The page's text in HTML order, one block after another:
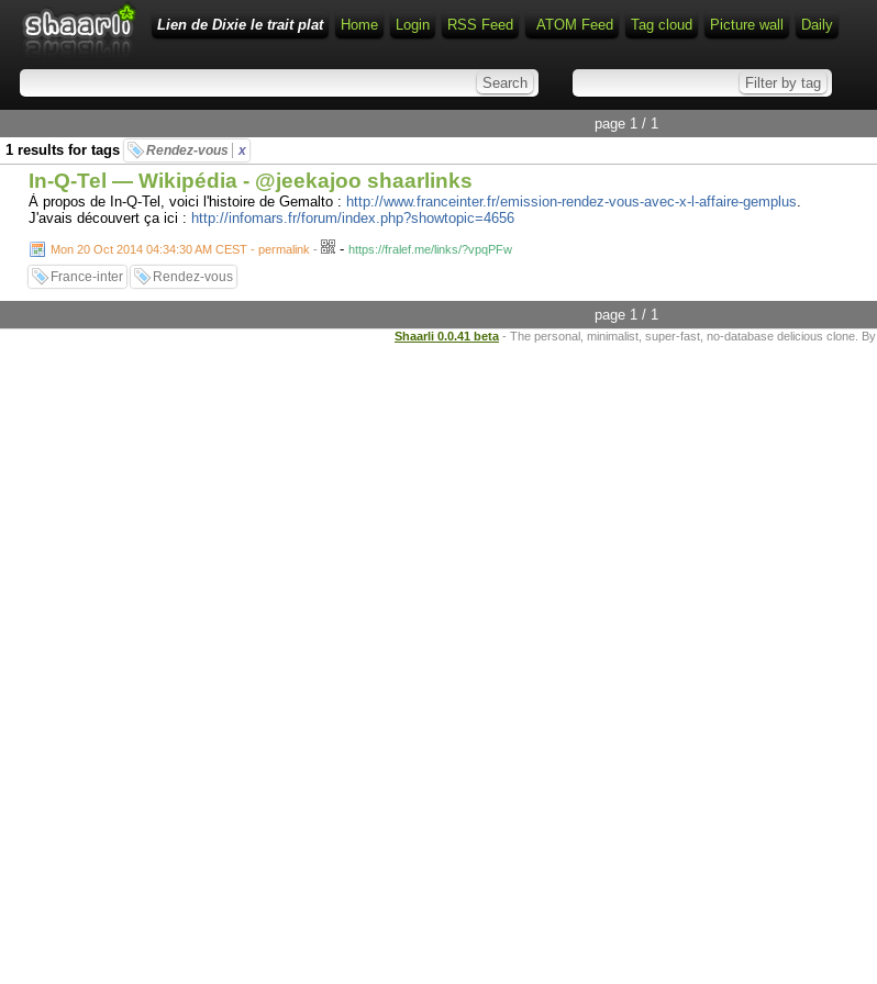
Lien de Dixie le trait plat Home Login RSS Feed ATOM Feed Tag cloud Picture wall Daily
page 1 / 1
1 results for tags
Rendez-vous x
In-Q-Tel — Wikipédia - @jeekajoo shaarlinks
À propos de In-Q-Tel, voici l'histoire de Gemalto : http://www.franceinter.fr/emission-rendez-vous-avec-x-l-affaire-gemplus.
J'avais découvert ça ici : http://infomars.fr/forum/index.php?showtopic=4656
Mon 20 Oct 2014 04:34:30 AM CEST - permalink - - https://fralef.me/links/?vpqPFw
France-inter Rendez-vous
page 1 / 1
Shaarli 0.0.41 beta - The personal, minimalist, super-fast, no-database delicious clone. By